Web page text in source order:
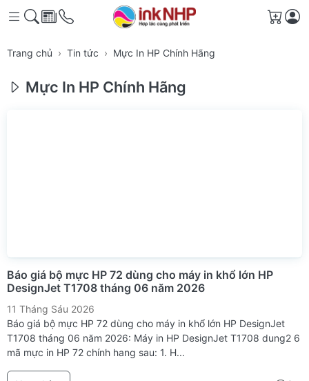
Giỏ
Trang chủ Tin tức Mực In HP Chính Hãng
Mực In HP Chính Hãng
Báo giá bộ mực HP 72 dùng cho máy in khổ lớn HP
DesignJet T1708 tháng 06 năm 2026
11 Tháng Sáu 2026
Báo giá bộ mực HP 72 dùng cho máy in khổ lớn HP DesignJet
T1708 tháng 06 năm 2026: Máy in HP DesignJet T1708 dung2 6
mã mực in HP 72 chính hang sau: 1. H...